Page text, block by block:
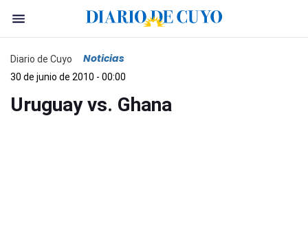
Diario de Cuyo Noticias
30 de junio de 2010 - 00:00
Uruguay vs. Ghana